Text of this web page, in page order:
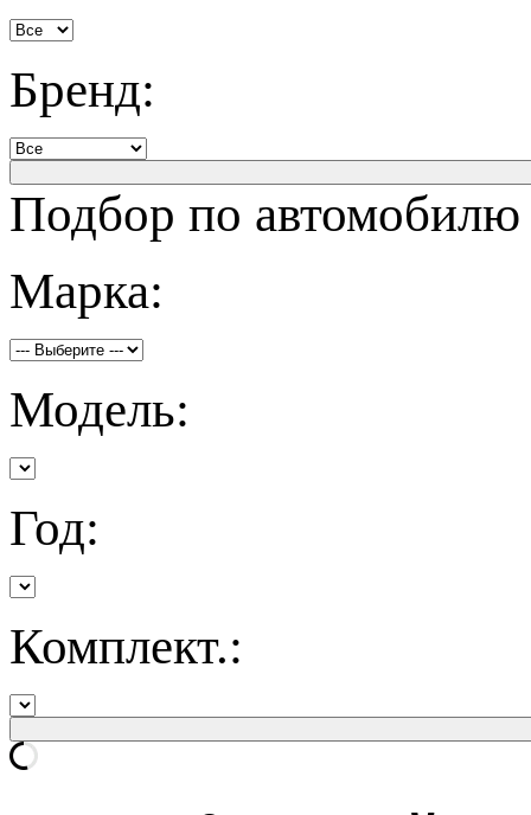
Бренд:
Подбор по автомобилю
Марка:
Модель:
Год:
Комплект.: